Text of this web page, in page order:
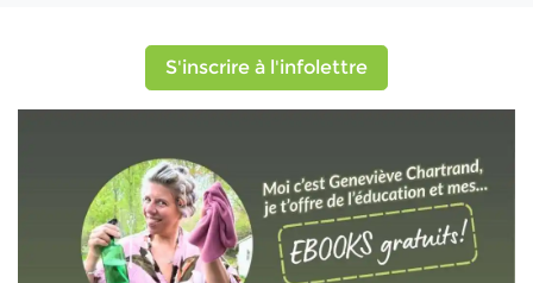
S'inscrire à l'infolettre